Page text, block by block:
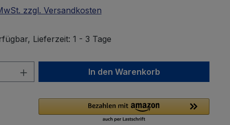
zzgl. Versandkosten
Lieferzeit: 1 - 3 Tage
Anzahl: Gib den gewünschten Wert
In den Warenkorb